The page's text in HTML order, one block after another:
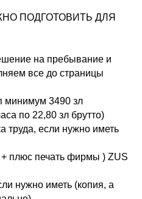
ПОДГОТОВИТЬ ДЛЯ
на пребывание и
все до страницы
минимум 3490 зл
по 22,80 зл брутто)
труда, если нужно иметь
+ плюс печать фирмы ) ZUS
нужно иметь (копия, а